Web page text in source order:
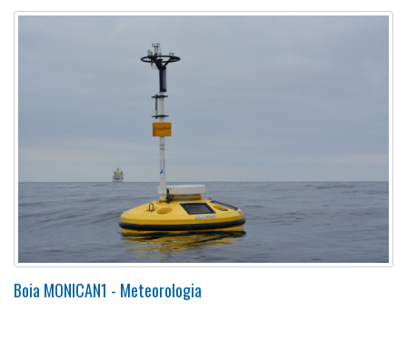
Boia MONICAN1 - Meteorologia